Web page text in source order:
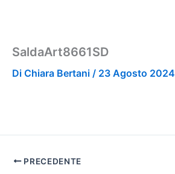
SaldaArt8661SD
Di Chiara Bertani / 23 Agosto 2024
PRECEDENTE